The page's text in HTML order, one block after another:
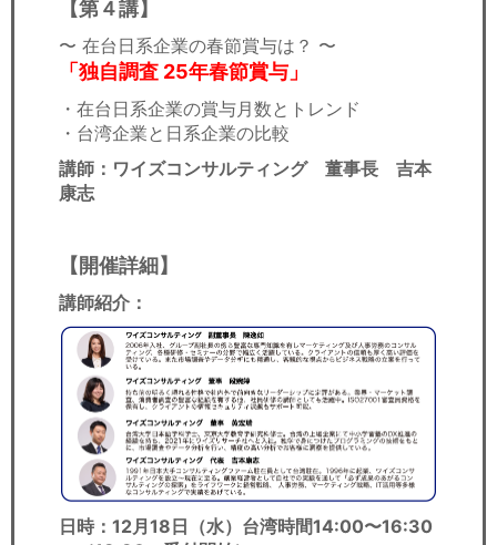
【第４講】
〜 在台日系企業の春節賞与は？ 〜
「独自調査 25年春節賞与」
・在台日系企業の賞与月数とトレンド
・台湾企業と日系企業の比較
講師：ワイズコンサルティング 董事長 吉本
康志
【開催詳細】
講師紹介：
日時： 12月18日（水）台湾時間14:00〜16:30